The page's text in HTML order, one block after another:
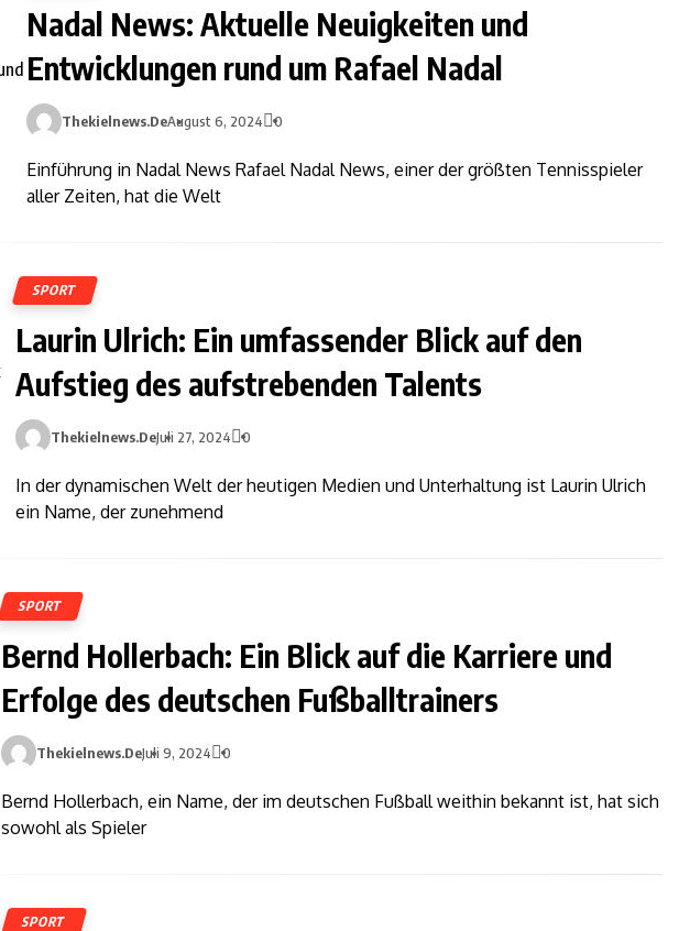
Nadal News: Aktuelle Neuigkeiten und
Entwicklungen rund um Rafael Nadal
Thekielnews.deAugust 6, 2024 0
Einführung in Nadal News Rafael Nadal News, einer der größten Tennisspieler
aller Zeiten, hat die Welt
SPORT
Laurin Ulrich: Ein umfassender Blick auf den
Aufstieg des aufstrebenden Talents
Thekielnews.deJuli 27, 2024 0
In der dynamischen Welt der heutigen Medien und Unterhaltung ist Laurin Ulrich
ein Name, der zunehmend
SPORT
Bernd Hollerbach: Ein Blick auf die Karriere und
Erfolge des deutschen Fußballtrainers
Thekielnews.deJuli 9, 2024 0
Bernd Hollerbach, ein Name, der im deutschen Fußball weithin bekannt ist, hat sich
sowohl als Spieler
SPORT